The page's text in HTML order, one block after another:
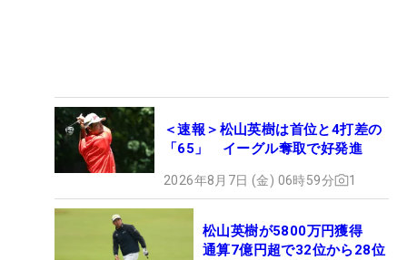
＜速報＞松山英樹は首位と4打差の
「65」 イーグル奪取で好発進
2026年8月7日 (金) 06時59分 1
松山英樹が5800万円獲得
通算7億円超で32位から28位